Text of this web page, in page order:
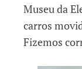
Museu da
carros
Fizemos